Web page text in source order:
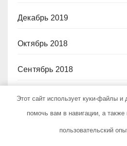
Декабрь 2019
Октябрь 2018
Сентябрь 2018
Октябрь 2017
Этот сайт использует куки-файлы и
помочь вам в навигации, а
пользовательский